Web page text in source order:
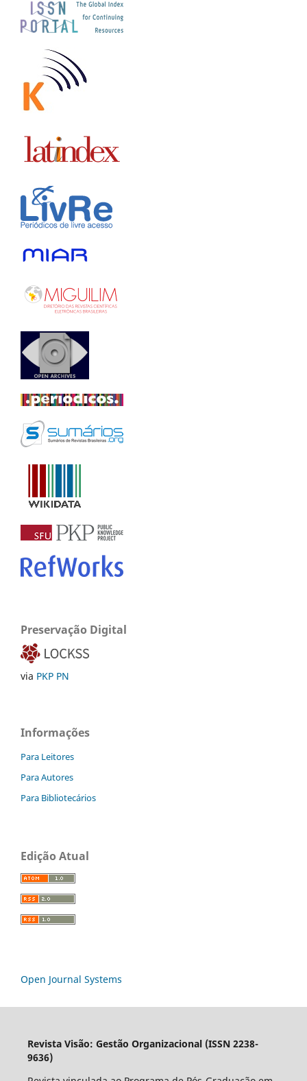
Preservação Digital
via PKP PN
Informações
Para Leitores
Para Autores
Para Bibliotecários
Edição Atual
Open Journal Systems
Revista Visão: Gestão Organizacional (ISSN 2238-
9636)